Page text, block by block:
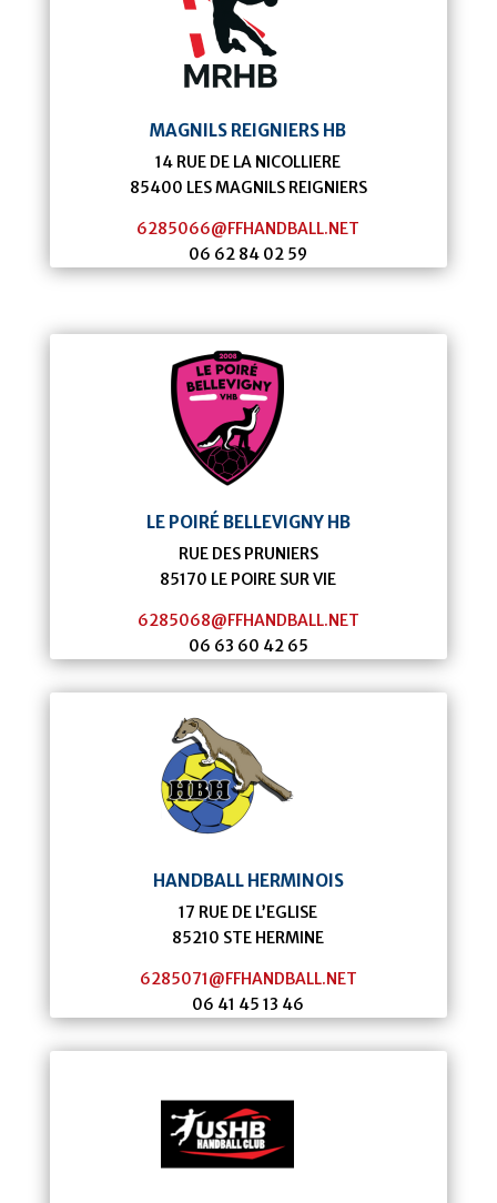
MAGNILS REIGNIERS HB
14 RUE DE LA NICOLLIERE
85400 LES MAGNILS REIGNIERS
6285066@FFHANDBALL.NET
06 62 84 02 59
LE POIRÉ BELLEVIGNY HB
RUE DES PRUNIERS
85170 LE POIRE SUR VIE
6285068@FFHANDBALL.NET
06 63 60 42 65
HANDBALL HERMINOIS
17 RUE DE L’EGLISE
85210 STE HERMINE
6285071@FFHANDBALL.NET
06 41 45 13 46